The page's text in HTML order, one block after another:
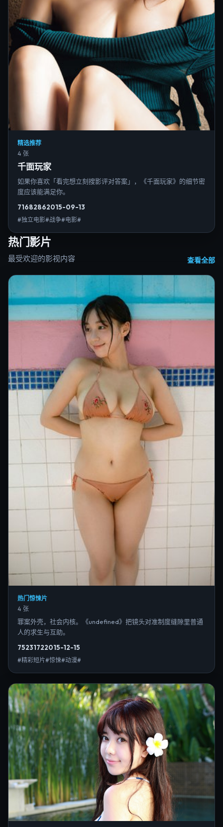
精选推荐
4 张
千面玩家
如果你喜欢「看完想立刻搜影评对答案」，《千面玩家》的细节密
度应该能满足你。
71682862015-09-13
#独立电影#战争#电影#
热门影片
最受欢迎的影视内容 查看全部
热门惊悚片
4 张
罪案外壳，社会内核。《undefined》把镜头对准制度缝隙里普通
人的求生与互助。
75231722015-12-15
#精彩短片#惊悚#动漫#